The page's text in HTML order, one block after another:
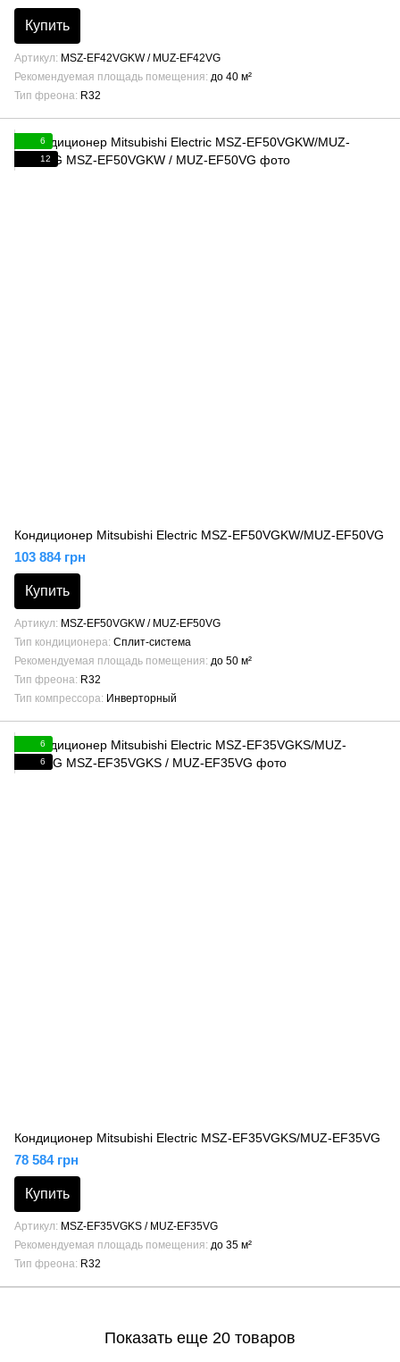
Купить
Артикул
MSZ-EF42VGKW / MUZ-EF42VG
Рекомендуемая площадь помещения до 40 м²
Тип фреона R32
6
12
Кондиционер Mitsubishi Electric MSZ-EF50VGKW/MUZ-EF50VG
103 884 грн
Купить
Артикул
MSZ-EF50VGKW / MUZ-EF50VG
Тип кондиционера Сплит-система
Рекомендуемая площадь помещения до 50 м²
Тип фреона R32
Тип компрессора Инверторный
6
6
Кондиционер Mitsubishi Electric MSZ-EF35VGKS/MUZ-EF35VG
78 584 грн
Купить
Артикул
MSZ-EF35VGKS / MUZ-EF35VG
Рекомендуемая площадь помещения до 35 м²
Тип фреона R32
Показать еще 20 товаров